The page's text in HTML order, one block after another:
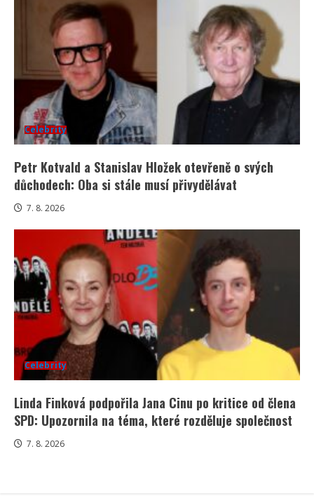
Celebrity
Petr Kotvald a Stanislav Hložek otevřeně o svých
důchodech: Oba si stále musí přivydělávat
7. 8. 2026
Celebrity
Linda Finková podpořila Jana Cinu po kritice od člena
SPD: Upozornila na téma, které rozděluje společnost
7. 8. 2026